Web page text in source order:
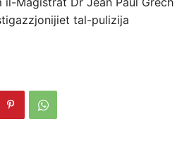
tal-pulizija